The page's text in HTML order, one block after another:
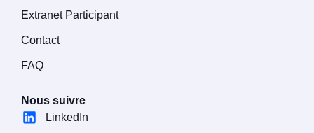
Extranet Participant
Contact
FAQ
Nous suivre
LinkedIn